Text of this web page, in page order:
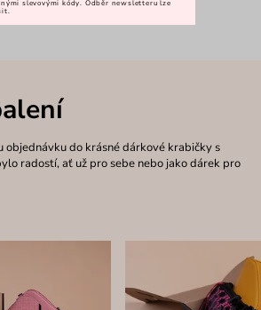
objednávku do krásné dárkové krabičky s
radostí, ať už pro sebe nebo jako dárek pro
slevovými kódy. Odběr newsletteru lze